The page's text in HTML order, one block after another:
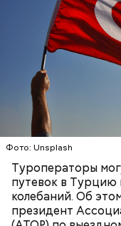
Фото: Unsplash
Туроператоры
путевок в
колебаний. Об
президент
— Лисички можно
жареном,
сморчок вонючий
Равенеля
и в последние
средней полосе
ли собирать
рядом, «Вечерней
грибам Дмитрий
— Заранее
невозможно. Если
поток воздуха
тот будет
угаснет, —
не взрываются.
у них кончается и